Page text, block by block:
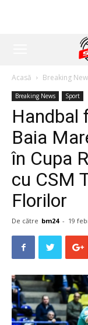
Acasă Breaking
Breaking News Sport
Handbal
Baia
în Cupa
cu CSM
Florilor
De către bm24 - 19